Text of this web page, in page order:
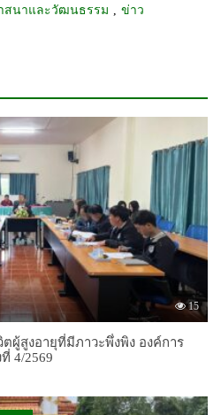
สนาและวัฒนธรรม , ข่าว
15
สูงอายุที่มีภาวะพึ่งพิง องค์การ
4/2569